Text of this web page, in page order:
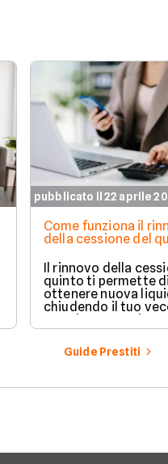
pubblicato il 22 aprile
Come funziona il
della cessione del
Il rinnovo della
quinto ti permette
ottenere nuova
chiudendo il tuo
prestito per aprirne
vantaggioso.
Guide Prestiti